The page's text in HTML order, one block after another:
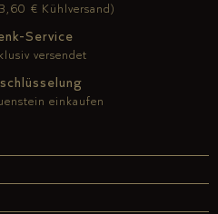
€ Kühlversand)
Service
versendet
einkaufen